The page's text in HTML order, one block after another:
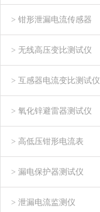
> 钳形泄漏电流传感器
> 无线高压变比测试仪
> 互感器电流变比测试仪
> 氧化锌避雷器测试仪
> 高低压钳形电流表
> 漏电保护器测试仪
> 泄漏电流监测仪